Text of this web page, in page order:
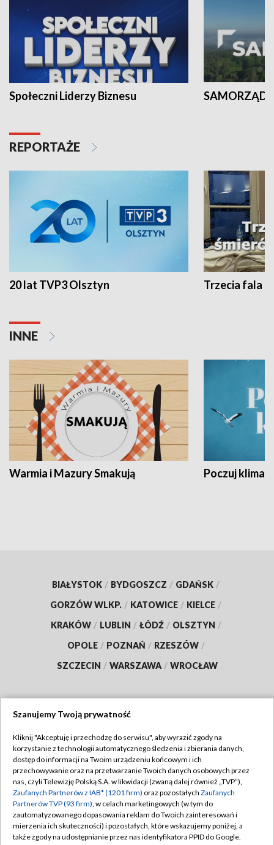
Społeczni Liderzy Biznesu SAMORZĄD
REPORTAŻE
20 lat TVP3 Olsztyn Trzecia fala -
INNE
Warmia i Mazury Smakują Poczuj klimat
BIAŁYSTOK / BYDGOSZCZ / GDAŃSK /
GORZÓW WLKP. / KATOWICE / KIELCE /
KRAKÓW / LUBLIN / ŁÓDŹ / OLSZTYN /
OPOLE / POZNAŃ / RZESZÓW /
SZCZECIN / WARSZAWA / WROCŁAW
TVP
Abonament TVP
Emisja w TVP
Centrum informacji TVP
Naziemna Telewizja Cyfrowa
Regulamin TVP
Polityka prywatności
Moje zgody
Pomoc
Szanujemy Twoją prywatność
Kliknij "Akceptuję i przechodzę do serwisu", aby wyrazić zgody na
korzystanie z technologii automatycznego śledzenia i zbierania danych,
dostęp do informacji na Twoim urządzeniu końcowym i ich
przechowywanie oraz na przetwarzanie Twoich danych osobowych przez
nas, czyli Telewizję Polską S.A. w likwidacji (zwaną dalej również „TVP”),
Zaufanych Partnerów z IAB* (1201 firm) oraz pozostałych Zaufanych
Partnerów TVP (93 firm), w celach marketingowych (w tym do
zautomatyzowanego dopasowania reklam do Twoich zainteresowań i
mierzenia ich skuteczności) i pozostałych, które wskazujemy poniżej, a
także zgody na udostępnianie przez nas identyfikatora PPID do Google.